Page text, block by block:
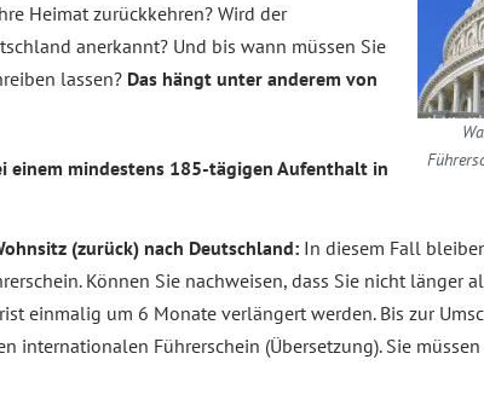
Heimat zurückkehren? Wird der
anerkannt? Und bis wann müssen Sie
lassen? Das hängt unter anderem von
einem mindestens 185-tägigen Aufenthalt in
(zurück) nach Deutschland: In diesem Fall
Können Sie nachweisen, dass Sie nicht länger
einmalig um 6 Monate verlängert werden. Bis zur
internationalen Führerschein (Übersetzung). Sie